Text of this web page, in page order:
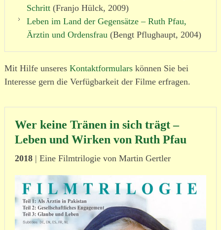
Schritt(Franjo Hülck, 2009)
Leben im Land der Gegensätze – Ruth Pfau,
Ärztin und Ordensfrau (Bengt Pflughaupt, 2004)
Mit Hilfe unseres Kontaktformularskönnen Sie bei
Interesse gern die Verfügbarkeit der Filme erfragen.
Wer keine Tränen in sich trägt –
Leben und Wirken von Ruth Pfau
2018| Eine Filmtrilogie von Martin Gertler